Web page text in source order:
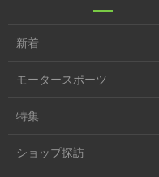
新着
モータースポーツ
特集
ショップ探訪